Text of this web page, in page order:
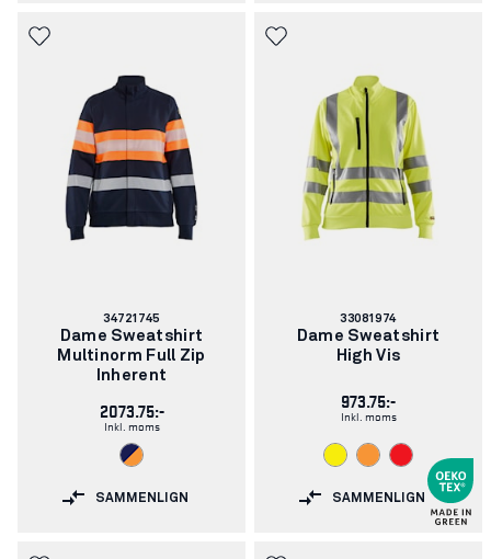
Varenummer:
34721745
Dame Sweatshirt
Multinorm Full Zip
Inherent
2073.75:-
Inkl. moms
SAMMENLIGN
Varenummer:
33081974
Dame Sweatshirt
High Vis
973.75:-
Inkl. moms
SAMMENLIGN